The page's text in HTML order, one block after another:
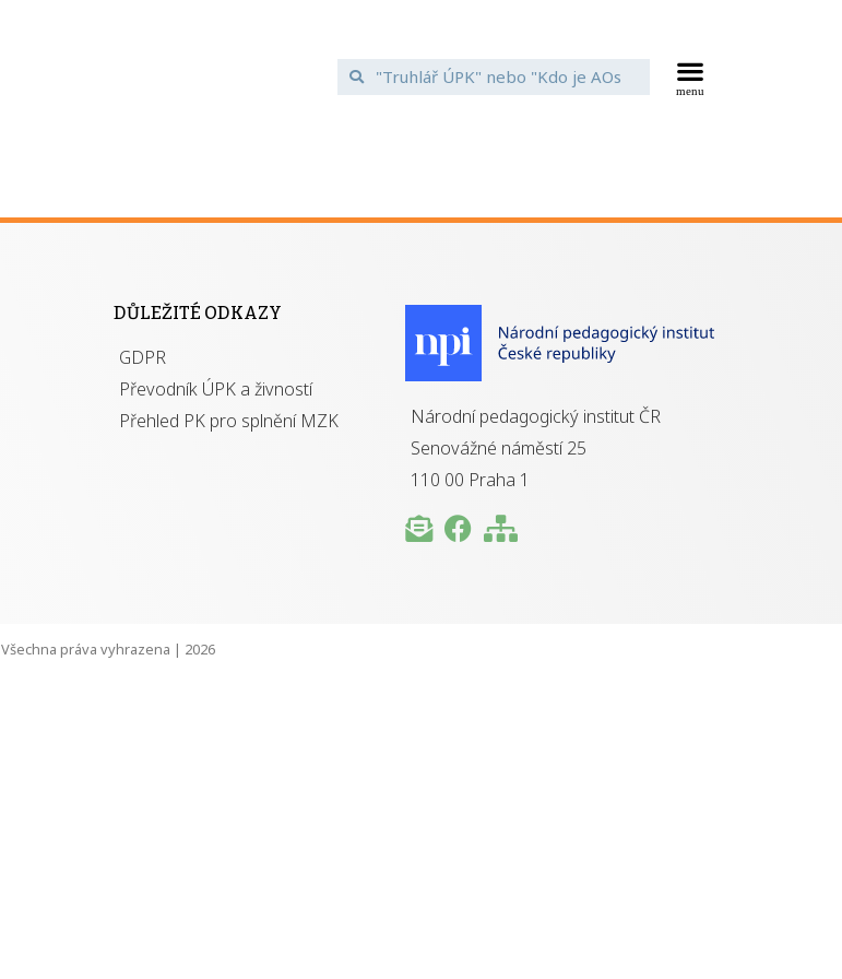
DŮLEŽITÉ ODKAZY
GDPR
Převodník ÚPK a živností
Přehled PK pro splnění MZK
Národní pedagogický institut ČR
Senovážné náměstí 25
110 00 Praha 1
Všechna práva vyhrazena | 2026